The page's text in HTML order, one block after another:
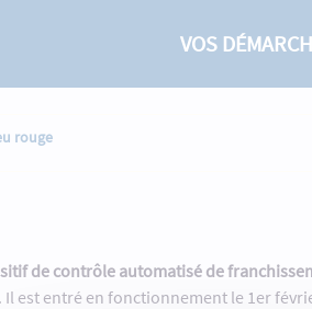
VOS
rouge
de contrôle automatisé de
est entré en fonctionnement le 1er